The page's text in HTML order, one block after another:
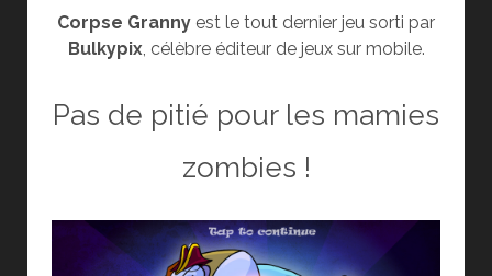
Corpse Granny est le tout dernier jeu sorti par
Bulkypix , célèbre éditeur de jeux sur mobile.
Pas de pitié pour les mamies
zombies !